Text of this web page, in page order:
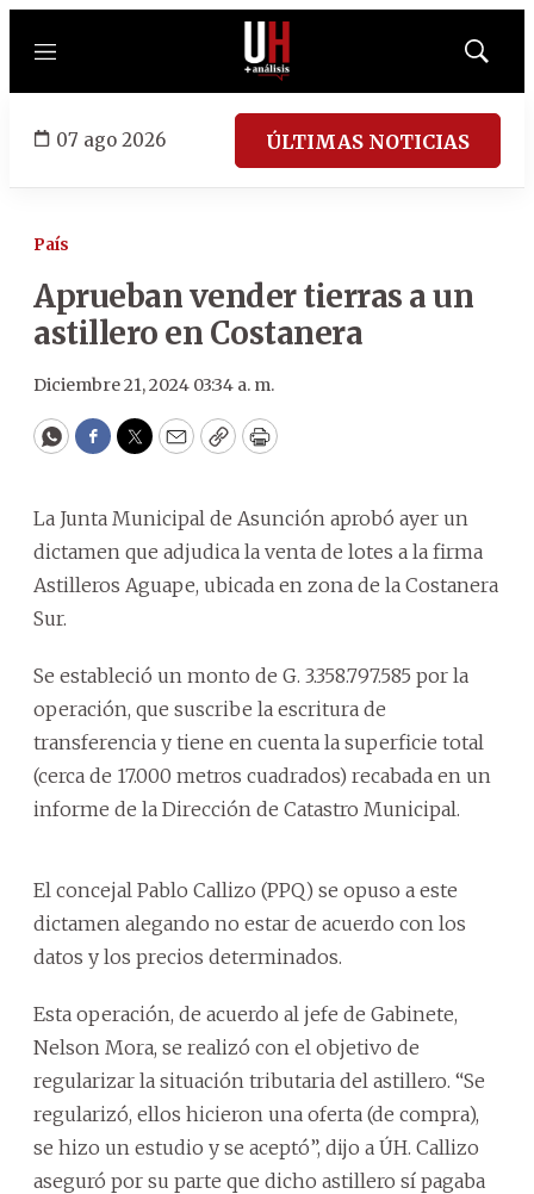
Menú
Mostrar
07 ago 2026 ÚLTIMAS NOTICIAS
País
Aprueban vender tierras a un
astillero en Costanera
Diciembre 21, 2024 03:34 a. m.
WhatsApp
Facebook
Twitter
EmailCopyPrint
La Junta Municipal de Asunción aprobó ayer un
dictamen que adjudica la venta de lotes a la firma
Astilleros Aguape, ubicada en zona de la Costanera
Sur.
Se estableció un monto de G. 3.358.797.585 por la
operación, que suscribe la escritura de
transferencia y tiene en cuenta la superficie total
(cerca de 17.000 metros cuadrados) recabada en un
informe de la Dirección de Catastro Municipal.
El concejal Pablo Callizo (PPQ) se opuso a este
dictamen alegando no estar de acuerdo con los
datos y los precios determinados.
Esta operación, de acuerdo al jefe de Gabinete,
Nelson Mora, se realizó con el objetivo de
regularizar la situación tributaria del astillero. “Se
regularizó, ellos hicieron una oferta (de compra),
se hizo un estudio y se aceptó”, dijo a ÚH. Callizo
aseguró por su parte que dicho astillero sí pagaba